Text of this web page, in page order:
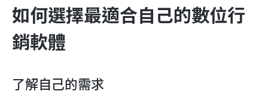
如何選擇最適合自己的數位行
銷軟體
了解自己的需求